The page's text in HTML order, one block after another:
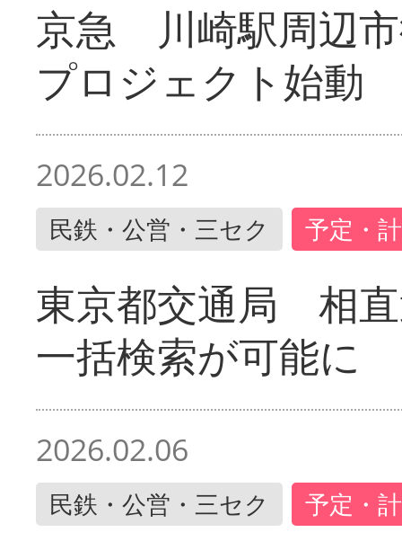
京急 川崎駅周辺
プロジェクト始動
2026.02.12
民鉄・公営・三セク 予定・
東京都交通局 相
一括検索が可能に
2026.02.06
民鉄・公営・三セク 予定・